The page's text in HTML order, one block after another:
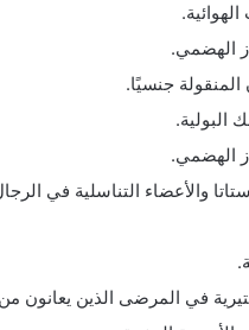
الهضمي.
جنسيًا.
البولية.
الهضمي.
والأعضاء التناسلية في
في المرضى الذين يعانون